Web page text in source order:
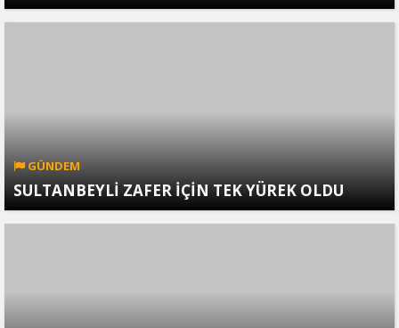
GÜNDEM
SULTANBEYLİ ZAFER İÇİN TEK YÜREK OLDU